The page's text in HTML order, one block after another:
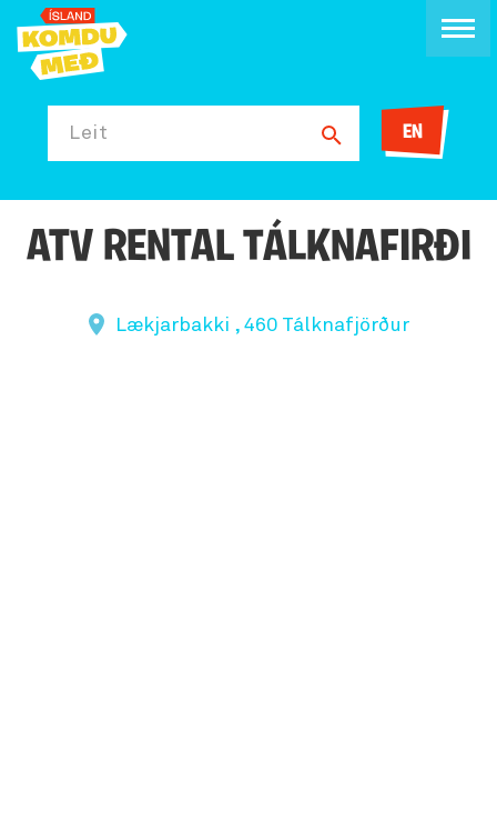
Leit EN
ATV RENTAL TÁLKNAFIRÐI
Lækjarbakki , 460 Tálknafjörður